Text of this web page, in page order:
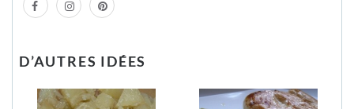
D’AUTRES IDÉES